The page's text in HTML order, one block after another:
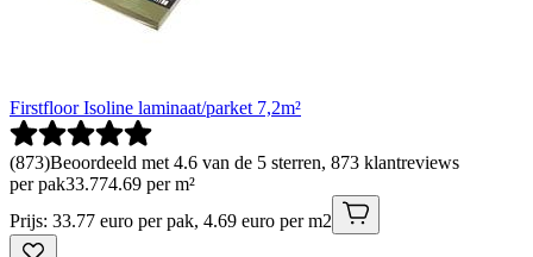
Firstfloor Isoline laminaat/parket 7,2m²
(873)Beoordeeld met 4.6 van de 5 sterren, 873 klantreviews
per pak33.774.69 per m²
Prijs: 33.77 euro per pak, 4.69 euro per m2